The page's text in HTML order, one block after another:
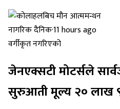
नागरिक दैनिक·11 hours ago
वर्गीकृत नगरिएको
जेनएक्सटी मोटर्सले
सुरुआती मूल्य २० लाख